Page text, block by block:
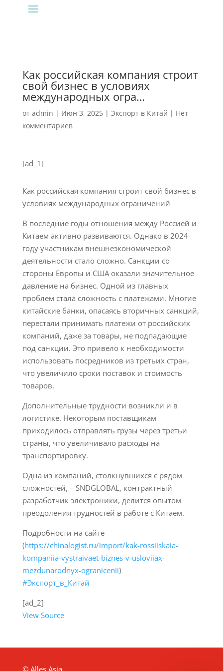
‍Как российская компания строит
свой бизнес в условиях
международных огра…
от admin | Июн 3, 2025| Экспорт в Китай | Нет
комментариев
[ad_1]
Как российская компания строит свой бизнес в
условиях международных ограничений
В последние годы отношения между Россией и
Китаем активно развиваются. Однако в 2024
году участникам внешнеэкономической
деятельности стало сложно. Санкции со
стороны Европы и США оказали значительное
давление на бизнес. Одной из главных
проблем стала сложность с платежами. Многие
китайские банки, опасаясь вторичных санкций,
перестали принимать платежи от российских
компаний, даже за товары, не подпадающие
под санкции. Это привело к необходимости
использовать посредников из третьих стран,
что увеличило сроки поставок и стоимость
товаров.
Дополнительные трудности возникли и в
логистике. Некоторым поставщикам
приходилось отправлять грузы через третьи
страны, что увеличивало расходы на
транспортировку.
Одна из компаний, столкнувшихся с рядом
сложностей, – SNDGLOBAL, контрактный
разработчик электроники, делится опытом
преодоления трудностей в работе с Китаем.
Подробности на сайте
(https://chinalogist.ru/import/kak-rossiiskaia-
kompaniia-vystraivaet-biznes-v-usloviiax-
mezdunarodnyx-ogranicenii)
#Экспорт_в_Китай
[ad_2]
View Source
© Alles Asia